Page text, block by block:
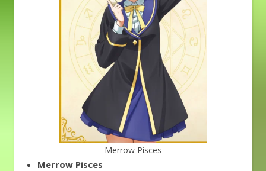
Merrow Pisces
Merrow Pisces